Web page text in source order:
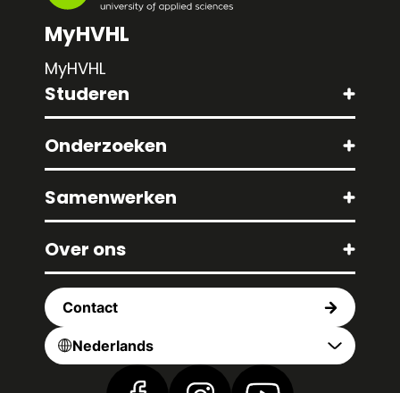
MyHVHL
MyHVHL
Studeren
Onderzoeken
Samenwerken
Over ons
Contact
Nederlands